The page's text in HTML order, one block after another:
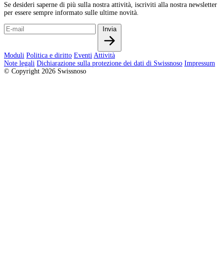
Se desideri saperne di più sulla nostra attività, iscriviti alla nostra newsletter
per essere sempre informato sulle ultime novità.
Invia
Moduli Politica e diritto Eventi Attività
Note legali Dichiarazione sulla protezione dei dati di Swissnoso Impressum
© Copyright 2026 Swissnoso